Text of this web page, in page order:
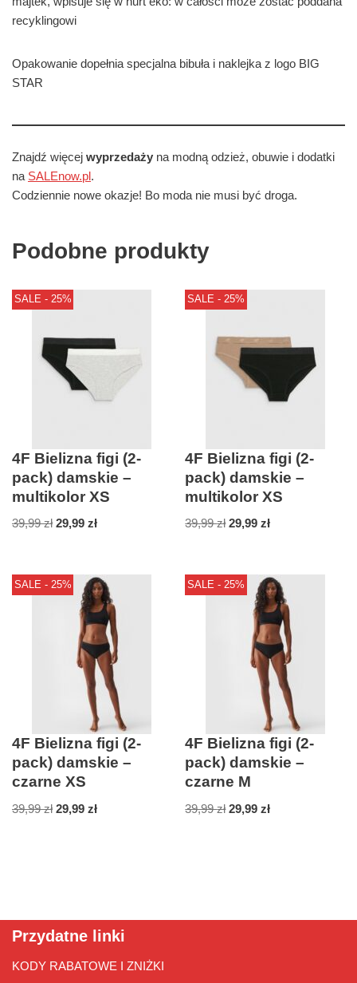
recyklingowi
Opakowanie dopełnia specjalna bibuła i naklejka z logo BIG
STAR
Znajdź więcej wyprzedaży na modną odzież, obuwie i dodatki
na SALEnow.pl.
Codziennie nowe okazje! Bo moda nie musi być droga.
Podobne produkty
SALE - 25%
4F Bielizna figi (2-
pack) damskie –
multikolor XS
39,99zł 29,99 zł
SALE - 25%
4F Bielizna figi (2-
pack) damskie –
multikolor XS
39,99zł 29,99zł
SALE - 25%
4F Bielizna figi (2-
pack) damskie –
czarne XS
39,99zł 29,99 zł
SALE - 25%
4F Bielizna figi (2-
pack) damskie –
czarne M
39,99zł 29,99zł
Przydatne linki
KODY RABATOWE I ZNIŻKI